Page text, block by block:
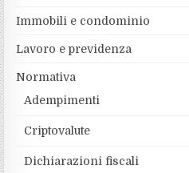
Immobili e condominio
Lavoro e previdenza
Normativa
Adempimenti
Criptovalute
Dichiarazioni fiscali